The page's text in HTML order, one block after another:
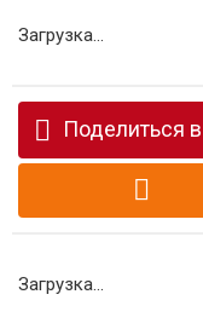
Загрузка...
Поделиться
Загрузка...